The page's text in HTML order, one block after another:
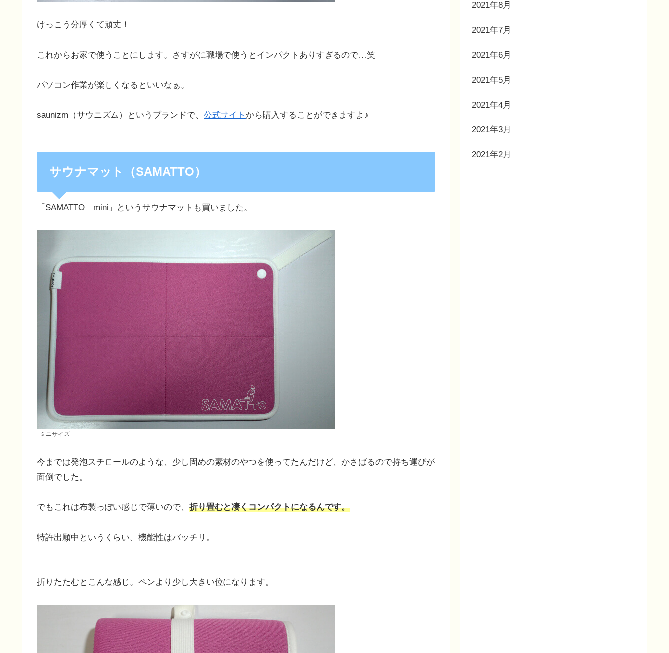
けっこう分厚くて頑丈！
これからお家で使うことにします。さすがに職場で使うとインパクトありすぎるので…笑
パソコン作業が楽しくなるといいなぁ。
saunizm（サウニズム）というブランドで、 公式サイト から購入することができますよ♪
サウナマット（SAMATTO）
「SAMATTO mini」というサウナマットも買いました。
ミニサイズ
今までは発泡スチロールのような、少し固めの素材のやつを使ってたんだけど、かさばるので持ち運びが
面倒でした。
でもこれは布製っぽい感じで薄いので、 折り畳むと凄くコンパクトになるんです。
特許出願中というくらい、機能性はバッチリ。
折りたたむとこんな感じ。ペンより少し大きい位になります。
2021年8月
2021年7月
2021年6月
2021年5月
2021年4月
2021年3月
2021年2月